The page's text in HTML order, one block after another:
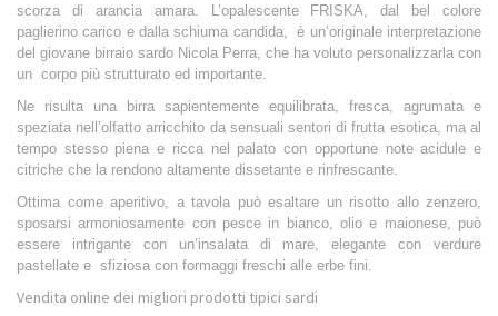
scorza di arancia amara. L’opalescente FRISKA, dal bel colore
paglierino carico e dalla schiuma candida, è un’originale interpretazione
del giovane birraio sardo Nicola Perra, che ha voluto personalizzarla con
un corpo più strutturato ed importante.
Ne risulta una birra sapientemente equilibrata, fresca, agrumata e
speziata nell’olfatto arricchito da sensuali sentori di frutta esotica, ma al
tempo stesso piena e ricca nel palato con opportune note acidule e
citriche che la rendono altamente dissetante e rinfrescante.
Ottima come aperitivo, a tavola può esaltare un risotto allo zenzero,
sposarsi armoniosamente con pesce in bianco, olio e maionese, può
essere intrigante con un’insalata di mare, elegante con verdure
pastellate e sfiziosa con formaggi freschi alle erbe fini.
Vendita online dei migliori prodotti tipici sardi